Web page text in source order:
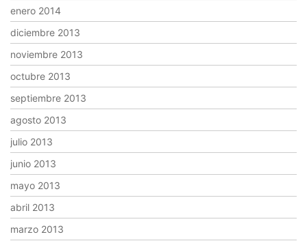
enero 2014
diciembre 2013
noviembre 2013
octubre 2013
septiembre 2013
agosto 2013
julio 2013
junio 2013
mayo 2013
abril 2013
marzo 2013